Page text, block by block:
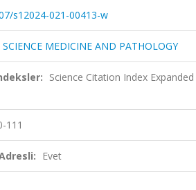
s12024-021-00413-w
SCIENCE MEDICINE AND PATHOLOGY
Science Citation Index
111
Evet